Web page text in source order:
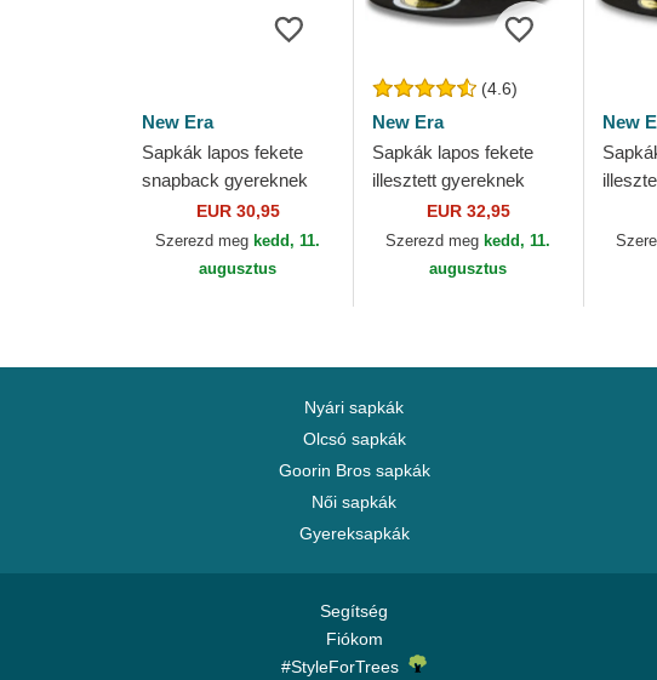
New Era
Sapkák lapos fekete
snapback gyereknek
9FIFTY Batman DC
Comics New Era
EUR 30,95
Szerezd meg kedd, 11.
augusztus
(4.6)
New Era
Sapkák lapos fekete
illesztett gyereknek
59FIFTY New York
Yankees MLB New Era
EUR 32,95
Szerezd meg kedd, 11.
augusztus
New
York
New
Nyári sapkák
Olcsó sapkák
Goorin Bros sapkák
Női sapkák
Gyereksapkák
Segítség
Fiókom
#StyleForTrees